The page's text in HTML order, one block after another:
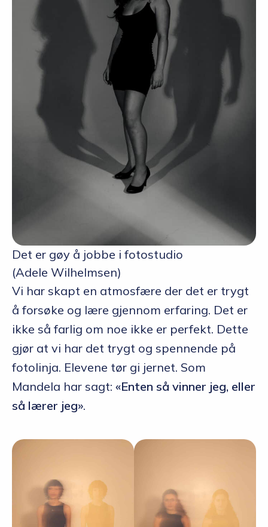
Det er gøy å jobbe i fotostudio
(Adele Wilhelmsen)
Vi har skapt en atmosfære der det er trygt
å forsøke og lære gjennom erfaring. Det er
ikke så farlig om noe ikke er perfekt. Dette
gjør at vi har det trygt og spennende på
fotolinja. Elevene tør gi jernet. Som
Mandela har sagt: «Enten så vinner jeg, eller
så lærer jeg».